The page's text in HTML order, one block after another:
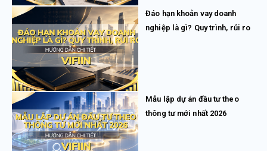
Đáo hạn khoản vay doanh
nghiệp là gì? Quy trình, rủi ro
Mẫu lập dự án đầu tư theo
thông tư mới nhất 2026